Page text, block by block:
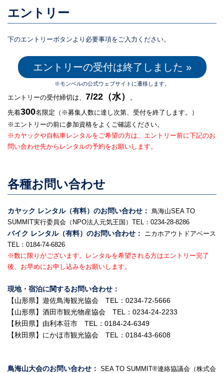
エントリー
下のエントリーボタンより必要事項をご入力ください。
エントリーの受付は終了しました »
※モンベルの公式ウェブサイトに遷移します。
エントリーの受付締切は、 7/22（水）
。
先着300名限定（※募集人数に達し次第、受付を終了します。）
※エントリーの前に参加資格をよくご確認ください。
※カヤックや自転車レンタルをご希望の方は、エントリー前に下記のお
問い合わせ先からレンタルの予約をお願いします。
各種お問い合わせ
カヤック レンタル（有料）のお問い合わせ：
鳥海山SEA TO
SUMMIT実行委員会（NPO法人元気王国）TEL：0234-28-8286
バイク レンタル（有料）のお問い合わせ：
ニカホアウトドアベース
TEL：0184-74-6826
※数に限りがございます。レンタルを希望される方はエントリー完了
後、お早めにお申し込みをお願いします。
現地・宿泊に関するお問い合わせ：
【山形県】遊佐鳥海観光協会 TEL： 0234-72-5666
【山形県】酒田市観光物産協会 TEL：0234-24-2233
【秋田県】由利本荘市 TEL： 0184-24-6349
【秋田県】にかほ市観光協会 TEL： 0184-43-6608
鳥海山大会のお問い合わせ： SEA TO SUMMIT®連絡協議会（株式会